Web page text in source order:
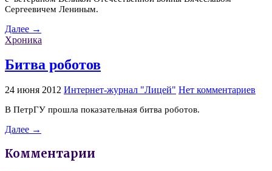
Сергеевичем Лениным.
Далее →
Хроника
Битва роботов
24 июня 2012 Интернет-журнал "Лицей" Нет комментариев
В ПетрГУ прошла показательная битва роботов.
Далее →
Комментарии